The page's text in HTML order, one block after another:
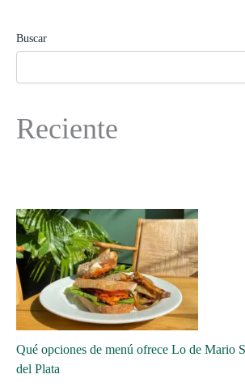
Buscar
Reciente
Qué opciones de menú ofrece Lo de Mario
del Plata